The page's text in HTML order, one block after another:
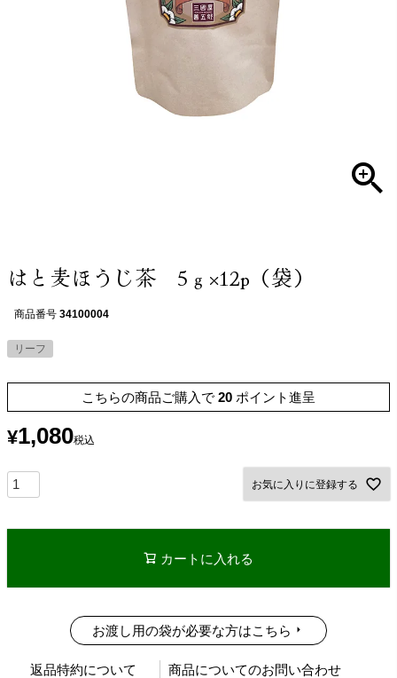
はと麦ほうじ茶 5ｇ×12p（袋）
商品番号 34100004
リーフ
こちらの商品ご購入で 20 ポイント進呈
¥1,080税込
お気に入りに登録する
カートに入れる
お渡し用の袋が必要な方はこちら
返品特約について 商品についてのお問い合わせ